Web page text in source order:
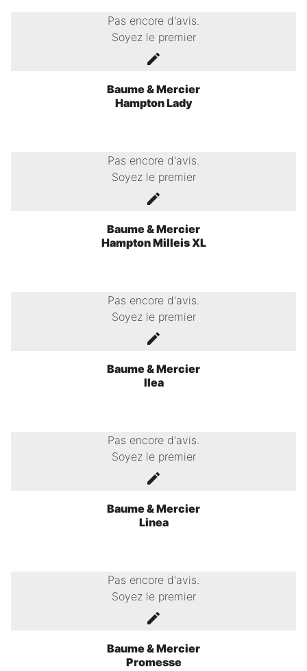
Pas encore d'avis.
Soyez le premier
Baume & Mercier
Hampton Lady
Pas encore d'avis.
Soyez le premier
Baume & Mercier
Hampton Milleis XL
Pas encore d'avis.
Soyez le premier
Baume & Mercier
Ilea
Pas encore d'avis.
Soyez le premier
Baume & Mercier
Linea
Pas encore d'avis.
Soyez le premier
Baume & Mercier
Promesse